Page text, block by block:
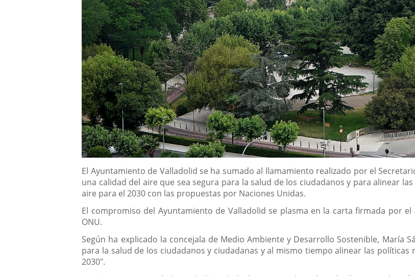
Descripción
El Ayuntamiento de Valladolid se ha sumado al llamamiento realizado por el
una calidad del aire que sea segura para la salud de los ciudadanos y para alinear
aire para el 2030 con las propuestas por Naciones Unidas.
El compromiso del Ayuntamiento de Valladolid se plasma en la carta firmada por
ONU.
Según ha explicado la concejala de Medio Ambiente y Desarrollo Sostenible, María
para la salud de los ciudadanos y ciudadanas y al mismo tiempo alinear las
2030".